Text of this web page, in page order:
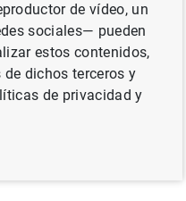
Siguiente
Sareb adjudi...
de vídeo, un
sociales— pueden
estos contenidos,
dichos terceros y
de privacidad y